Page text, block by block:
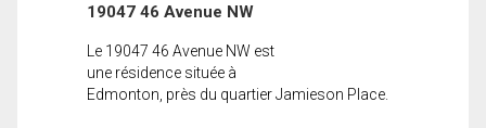
19047 46 Avenue NW
Le 19047 46 Avenue NW est
une résidence située à
Edmonton, près du quartier Jamieson Place.